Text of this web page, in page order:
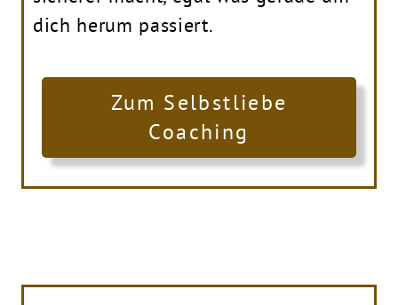
dich herum passiert.
Zum Selbstliebe
Coaching